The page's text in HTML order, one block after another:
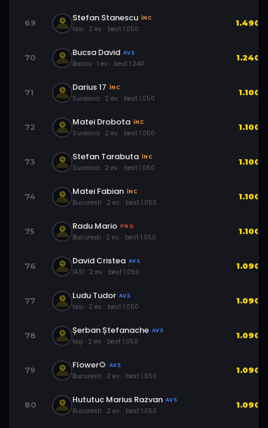
69 Stefan Stanescu ÎNC
Iasi · 2 ev. · best 1.050
1.490
70 Bucsa David AVS
Bacau · 1 ev. · best 1.240
1.240
71 Darius 17 ÎNC
Suceava · 2 ev. · best 1.050
1.100
72 Matei Drobota ÎNC
Suceava · 2 ev. · best 1.050
1.100
73 Stefan Tarabuta ÎNC
Suceava · 2 ev. · best 1.050
1.100
74 Matei Fabian ÎNC
Bucuresti · 2 ev. · best 1.050
1.100
75 Radu Mario PRO
București · 2 ev. · best 1.050
1.100
76 David Cristea AVS
IASI · 2 ev. · best 1.050
1.090
77 Ludu Tudor AVS
Iasi · 2 ev. · best 1.050
1.090
78 Șerban Ștefanache AVS
Iaşi · 2 ev. · best 1.050
1.090
79 Flower🌻 AVS
Bucuresti · 2 ev. · best 1.050
1.090
80 Hututuc Marius Razvan AVS
Bucuresti · 2 ev. · best 1.050
1.090